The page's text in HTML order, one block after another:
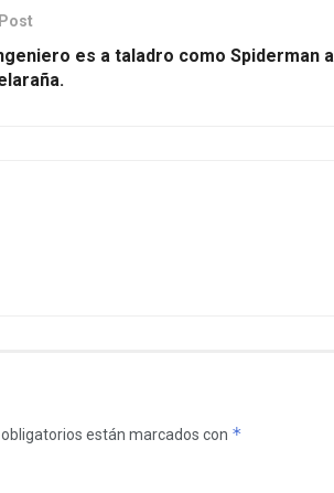
es a taladro como Spiderman a
obligatorios están marcados con *